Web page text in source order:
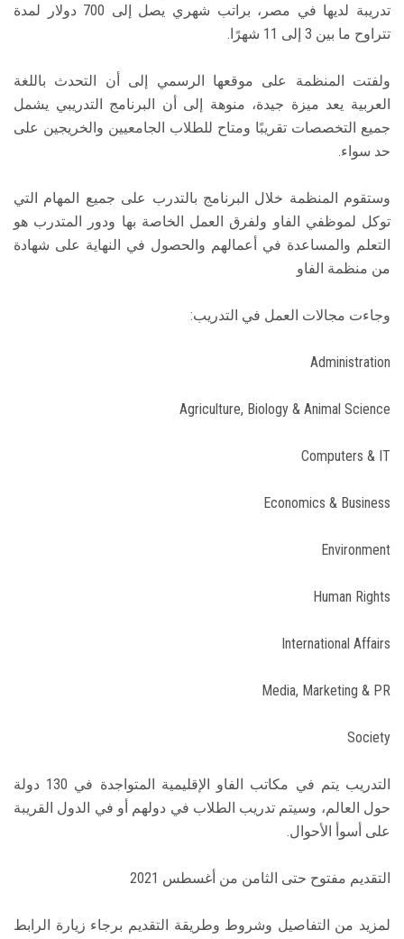
تدريبة لديها في مصر، براتب شهري يصل إلى 700 دولار لمدة
تتراوح ما بين 3 إلى 11 شهرًا.
ولفتت المنظمة على موقعها الرسمي إلى أن التحدث باللغة
العربية يعد ميزة جيدة، منوهة إلى أن البرنامج التدريبي يشمل
جميع التخصصات تقريبًا ومتاح للطلاب الجامعيين والخريجين على
حد سواء.
وستقوم المنظمة خلال البرنامج بالتدرب على جميع المهام التي
توكل لموظفي الفاو ولفرق العمل الخاصة بها ودور المتدرب هو
التعلم والمساعدة في أعمالهم والحصول في النهاية على شهادة
من منظمة الفاو
وجاءت مجالات العمل في التدريب:
Administration
Agriculture, Biology & Animal Science
Computers & IT
Economics & Business
Environment
Human Rights
International Affairs
Media, Marketing & PR
Society
التدريب يتم في مكاتب الفاو الإقليمية المتواجدة في 130 دولة
حول العالم، وسيتم تدريب الطلاب في دولهم أو في الدول القريبة
على أسوأ الأحوال.
التقديم مفتوح حتى الثامن من أغسطس 2021
لمزيد من التفاصيل وشروط وطريقة التقديم برجاء زيارة الرابط